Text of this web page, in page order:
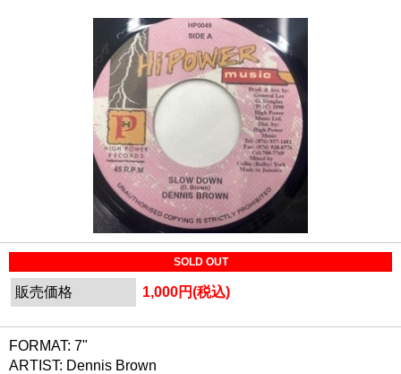
SOLD OUT
販売価格 1,000円(税込)
FORMAT: 7"
ARTIST: Dennis Brown